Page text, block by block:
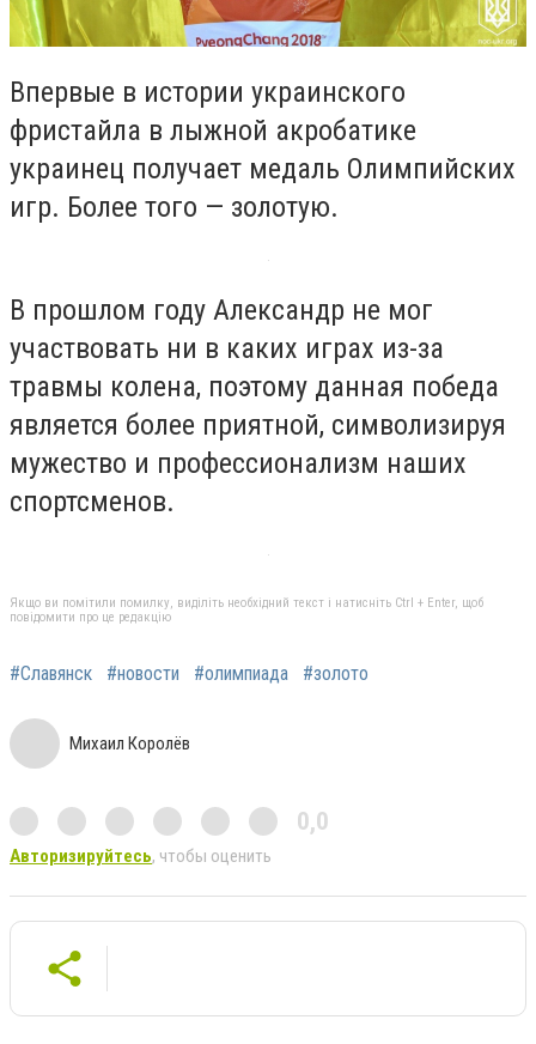
Впервые в истории украинского
фристайла в лыжной акробатике
украинец получает медаль Олимпийских
игр. Более того — золотую.
В прошлом году Александр не мог
участвовать ни в каких играх из-за
травмы колена, поэтому данная победа
является более приятной, символизируя
мужество и профессионализм наших
спортсменов.
Якщо ви помітили помилку, виділіть необхідний текст і натисніть Ctrl + Enter, щоб
повідомити про це редакцію
#Славянск #новости #олимпиада #золото
Михаил Королёв
0,0
Авторизируйтесь, чтобы оценить